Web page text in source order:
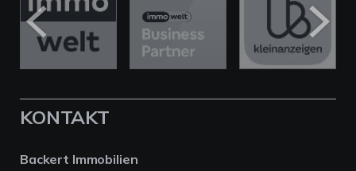
KONTAKT
Backert Immobilien